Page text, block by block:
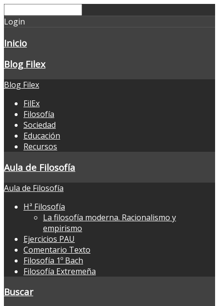
Login
Inicio
Blog Filex
Blog Filex
FilEx
Filosofía
Sociedad
Educación
Recursos
Aula de Filosofía
Aula de Filosofía
Hª Filosofía
La filosofía moderna. Racionalismo y
empirismo
Ejercicios PAU
Comentario Texto
Filosofía 1º Bach
Filosofía Extremeña
Buscar